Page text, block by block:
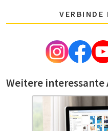
VERBINDE
Weitere